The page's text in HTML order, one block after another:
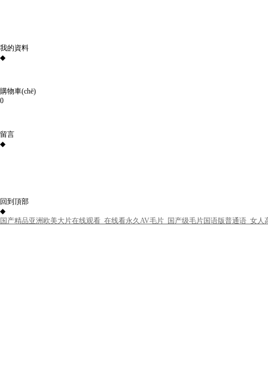
我的資料
◆
購物車(chē)
0
留言
◆
回到頂部
◆
国产精品亚洲欧美大片在线观看_在线看永久AV毛片_国产级毛片国语版普通语_女人